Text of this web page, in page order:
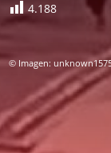
4.188
© Imagen: